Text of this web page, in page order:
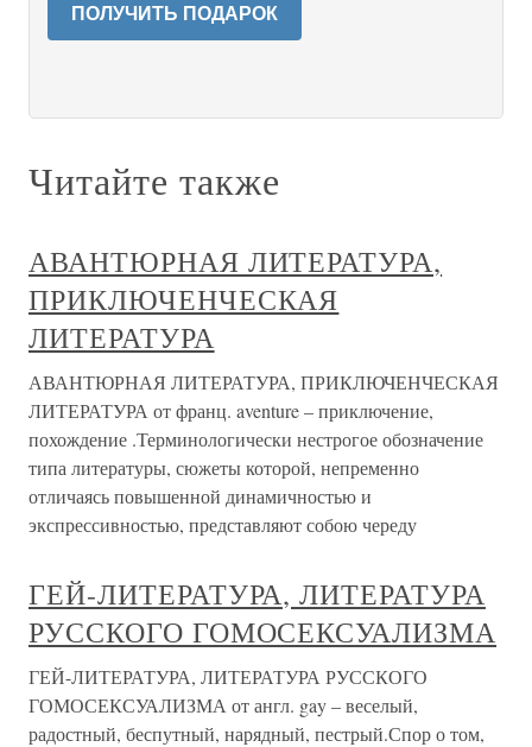
ПОЛУЧИТЬ ПОДАРОК
Читайте также
АВАНТЮРНАЯ ЛИТЕРАТУРА,
ПРИКЛЮЧЕНЧЕСКАЯ
ЛИТЕРАТУРА
АВАНТЮРНАЯ ЛИТЕРАТУРА, ПРИКЛЮЧЕНЧЕСКАЯ
ЛИТЕРАТУРА от франц. aventure – приключение,
похождение .Терминологически нестрогое обозначение
типа литературы, сюжеты которой, непременно
отличаясь повышенной динамичностью и
экспрессивностью, представляют собою череду
ГЕЙ-ЛИТЕРАТУРА, ЛИТЕРАТУРА
РУССКОГО ГОМОСЕКСУАЛИЗМА
ГЕЙ-ЛИТЕРАТУРА, ЛИТЕРАТУРА РУССКОГО
ГОМОСЕКСУАЛИЗМА от англ. gay – веселый,
радостный, беспутный, нарядный, пестрый.Спор о том,